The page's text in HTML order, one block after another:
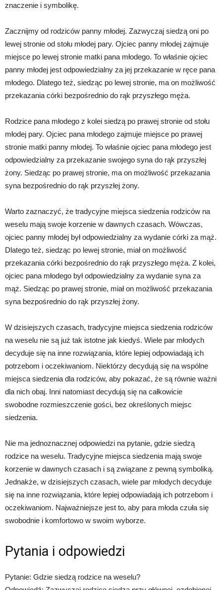
znaczenie i symbolikę.
Zacznijmy od rodziców panny młodej. Zazwyczaj siedzą oni po
lewej stronie od stołu młodej pary. Ojciec panny młodej zajmuje
miejsce po lewej stronie matki pana młodego. To właśnie ojciec
panny młodej jest odpowiedzialny za jej przekazanie w ręce pana
młodego. Dlatego też, siedząc po lewej stronie, ma on możliwość
przekazania córki bezpośrednio do rąk przyszłego męża.
Rodzice pana młodego z kolei siedzą po prawej stronie od stołu
młodej pary. Ojciec pana młodego zajmuje miejsce po prawej
stronie matki panny młodej. To właśnie ojciec pana młodego jest
odpowiedzialny za przekazanie swojego syna do rąk przyszłej
żony. Siedząc po prawej stronie, ma on możliwość przekazania
syna bezpośrednio do rąk przyszłej żony.
Warto zaznaczyć, że tradycyjne miejsca siedzenia rodziców na
weselu mają swoje korzenie w dawnych czasach. Wówczas,
ojciec panny młodej był odpowiedzialny za wydanie córki za mąż.
Dlatego też, siedząc po lewej stronie, miał on możliwość
przekazania córki bezpośrednio do rąk przyszłego męża. Z kolei,
ojciec pana młodego był odpowiedzialny za wydanie syna za
mąż. Siedząc po prawej stronie, miał on możliwość przekazania
syna bezpośrednio do rąk przyszłej żony.
W dzisiejszych czasach, tradycyjne miejsca siedzenia rodziców
na weselu nie są już tak istotne jak kiedyś. Wiele par młodych
decyduje się na inne rozwiązania, które lepiej odpowiadają ich
potrzebom i oczekiwaniom. Niektórzy decydują się na wspólne
miejsca siedzenia dla rodziców, aby pokazać, że są równie ważni
dla nich obaj. Inni natomiast decydują się na całkowicie
swobodne rozmieszczenie gości, bez określonych miejsc
siedzenia.
Nie ma jednoznacznej odpowiedzi na pytanie, gdzie siedzą
rodzice na weselu. Tradycyjne miejsca siedzenia mają swoje
korzenie w dawnych czasach i są związane z pewną symboliką.
Jednakże, w dzisiejszych czasach, wiele par młodych decyduje
się na inne rozwiązania, które lepiej odpowiadają ich potrzebom i
oczekiwaniom. Najważniejsze jest to, aby para młoda czuła się
swobodnie i komfortowo w swoim wyborze.
Pytania i odpowiedzi
Pytanie: Gdzie siedzą rodzice na weselu?